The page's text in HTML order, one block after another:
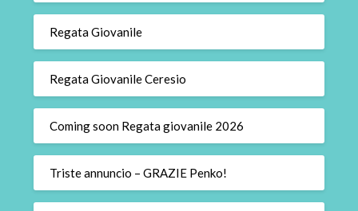
Regata Giovanile
Regata Giovanile Ceresio
Coming soon Regata giovanile 2026
Triste annuncio – GRAZIE Penko!